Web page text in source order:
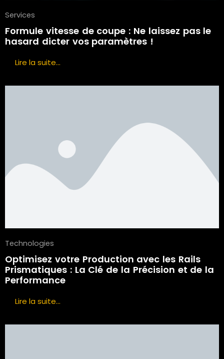
Services
Formule vitesse de coupe : Ne laissez pas le
hasard dicter vos paramètres !
Lire la suite...
Technologies
Optimisez votre Production avec les Rails
Prismatiques : La Clé de la Précision et de la
Performance
Lire la suite...